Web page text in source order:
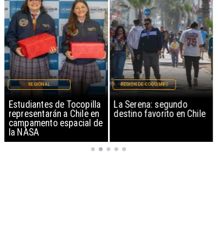
Estudiantes de Tocopilla
representarán a Chile en
campamento espacial de
la NASA
REGIONAL
La Serena: segundo
destino favorito en Chile
REGIÓN DE COQUIMBO